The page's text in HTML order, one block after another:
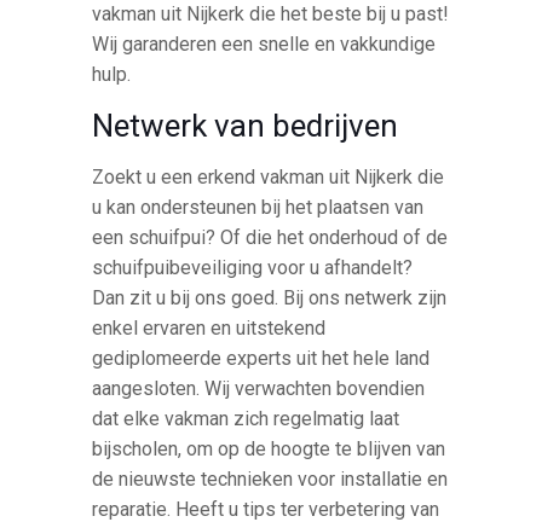
vakman uit Nijkerk die het beste bij u past!
Wij garanderen een snelle en vakkundige
hulp.
Netwerk van bedrijven
Zoekt u een erkend vakman uit Nijkerk die
u kan ondersteunen bij het plaatsen van
een schuifpui? Of die het onderhoud of de
schuifpuibeveiliging voor u afhandelt?
Dan zit u bij ons goed. Bij ons netwerk zijn
enkel ervaren en uitstekend
gediplomeerde experts uit het hele land
aangesloten. Wij verwachten bovendien
dat elke vakman zich regelmatig laat
bijscholen, om op de hoogte te blijven van
de nieuwste technieken voor installatie en
reparatie. Heeft u tips ter verbetering van